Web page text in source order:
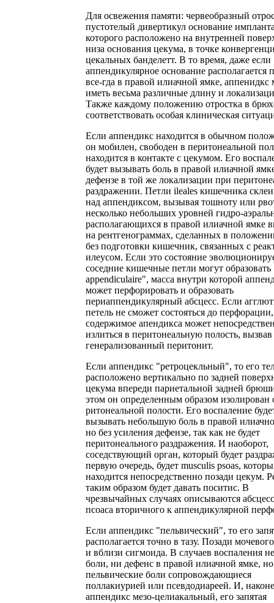
Для освежения памяти: червеобразный
пустотелый дивертикул основание
которого расположено на внутренней
низа основания цекума, в точке
цекальных банделетт. В то время, даже если
аппендикулярное основание располагается
все-гда в правой илиачной ямке, аппенидкс
иметь весьма различные длину и
Также каждому положению отростка в
соответствовать особая клиническая
Если аппендикс находится в обычном
он мобилен, свободен в перитонеальной
находится в контакте с цекумом. Его
будет вызывать боль в правой илиачной
дефензе в той же локализации при
раздражении. Петли ileales кишечника
над аппендиксом, вызывая тошноту или
несколько небольших уровней гидро-
располагающихся в правой илиачной ямке
на рентгенограммах, сделанных в
без подготовки кишечник, связанных с
илеусом. Если это состояние
соседние кишечные петли могут образовать
appendiculaire", масса внутри которой
может перфорировать и образовать
периаппендикулярный абсцесс. Если
петель не сможет состояться до
содержимое апендикса может
излиться в перитонеальную полость, вызвав
генерализованный перитонит.
Если аппендикс "ретроцекльный", то его
расположено вертикально по задней
цекума впереди париетальной задней
этом он определенным образом изолирован
ритонеальной полости. Его воспаление
вызывать небольшую боль в правой
но без усиления дефензе, так как не будет
перитонеального раздражения. И наоборот,
соседствующий орган, который будет
первую очередь, будет musculis psoas,
находится непосредственно позади цекум.
таким образом будет давать поситис. В
чрезвычайных случаях описываются
псоаса вторичного к аппендикулярной
Если аппендикс "пельвический", то его
располагается точно в тазу. Позади
и вблизи сигмоида. В случаев воспаления
боли, ни дефенс в правой илиачной ямке, но
пельвические боли сопровождающиеся
поллакиурией или псевдодиареей. И,
аппендикс мезо-целиакальный, его запятая